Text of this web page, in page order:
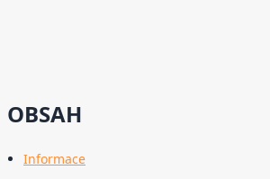
OBSAH
Informace